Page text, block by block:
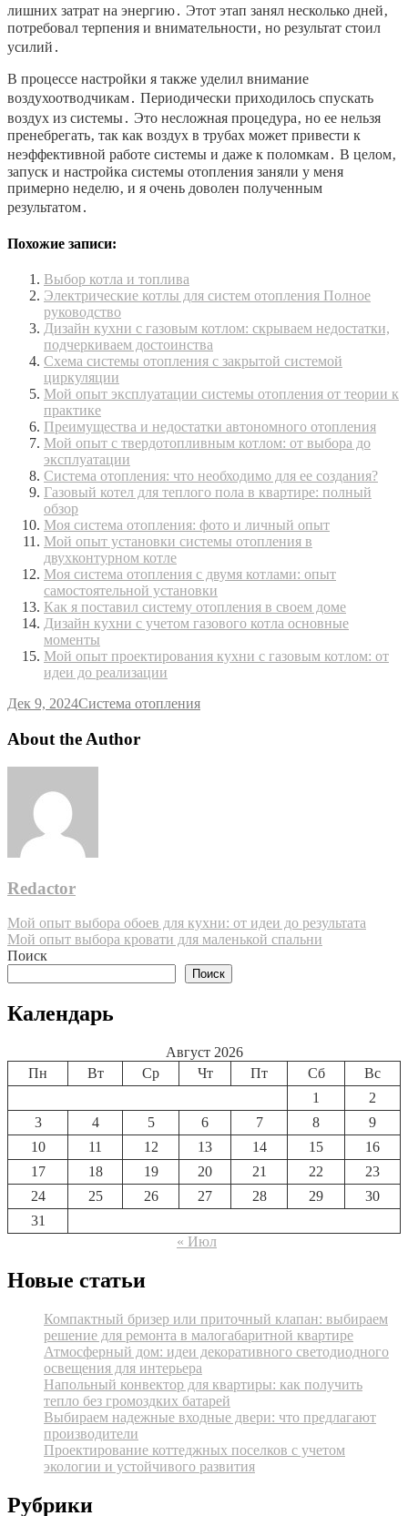
лишних затрат на энергию․ Этот этап занял несколько дней‚
потребовал терпения и внимательности‚ но результат стоил
усилий․
В процессе настройки я также уделил внимание
воздухоотводчикам․ Периодически приходилось спускать
воздух из системы․ Это несложная процедура‚ но ее нельзя
пренебрегать‚ так как воздух в трубах может привести к
неэффективной работе системы и даже к поломкам․ В целом‚
запуск и настройка системы отопления заняли у меня
примерно неделю‚ и я очень доволен полученным
результатом․
Похожие записи:
Выбор котла и топлива
Электрические котлы для систем отопления Полное
руководство
Дизайн кухни с газовым котлом: скрываем недостатки,
подчеркиваем достоинства
Схема системы отопления с закрытой системой
циркуляции
Мой опыт эксплуатации системы отопления от теории к
практике
Преимущества и недостатки автономного отопления
Мой опыт с твердотопливным котлом: от выбора до
эксплуатации
Система отопления: что необходимо для ее создания?
Газовый котел для теплого пола в квартире: полный
обзор
Моя система отопления: фото и личный опыт
Мой опыт установки системы отопления в
двухконтурном котле
Моя система отопления с двумя котлами: опыт
самостоятельной установки
Как я поставил систему отопления в своем доме
Дизайн кухни с учетом газового котла основные
моменты
Мой опыт проектирования кухни с газовым котлом: от
идеи до реализации
Дек 9, 2024Система отопления
About the Author
Redactor
Навигация
по
Мой опыт выбора обоев для кухни: от идеи до результата
Мой опыт выбора кровати для маленькой спальни
Поиск
Поиск
Календарь
Август 2026
Пн
Вт Ср Чт Пт Сб
Вс
1
2
3
4 5 6 7 8
9
10
11 12 13 14 15
16
17
18 19 20 21 22
23
24
25 26 27 28 29
30
31
« Июл
Новые статьи
Компактный бризер или приточный клапан: выбираем
решение для ремонта в малогабаритной квартире
Атмосферный дом: идеи декоративного светодиодного
освещения для интерьера
Напольный конвектор для квартиры: как получить
тепло без громоздких батарей
Выбираем надежные входные двери: что предлагают
производители
Проектирование коттеджных поселков с учетом
экологии и устойчивого развития
Рубрики